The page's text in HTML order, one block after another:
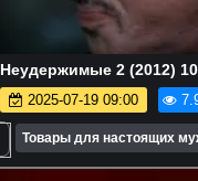
Неудержимые 2 (2012)
2025-07-19 09:00
Товары для настоящих